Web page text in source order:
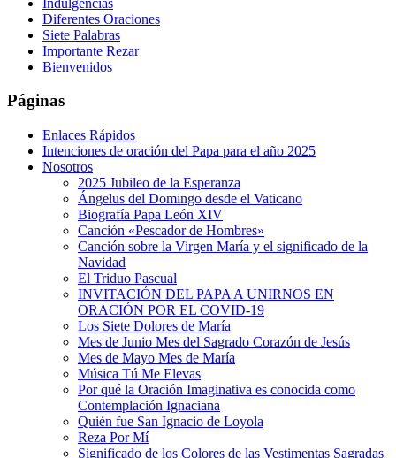
Diferentes Oraciones
Siete Palabras
Importante Rezar
Bienvenidos
Páginas
Enlaces Rápidos
Intenciones de oración del Papa para el año 2025
Nosotros
2025 Jubileo de la Esperanza
Ángelus del Domingo desde el Vaticano
Biografía Papa León XIV
Canción «Pescador de Hombres»
Canción sobre la Virgen María y el significado de la
Navidad
El Triduo Pascual
INVITACIÓN DEL PAPA A UNIRNOS EN
ORACIÓN POR EL COVID-19
Los Siete Dolores de María
Mes de Junio Mes del Sagrado Corazón de Jesús
Mes de Mayo Mes de María
Música Tú Me Elevas
Por qué la Oración Imaginativa es conocida como
Contemplación Ignaciana
Quién fue San Ignacio de Loyola
Reza Por Mí
Significado de los Colores de las Vestimentas Sagradas